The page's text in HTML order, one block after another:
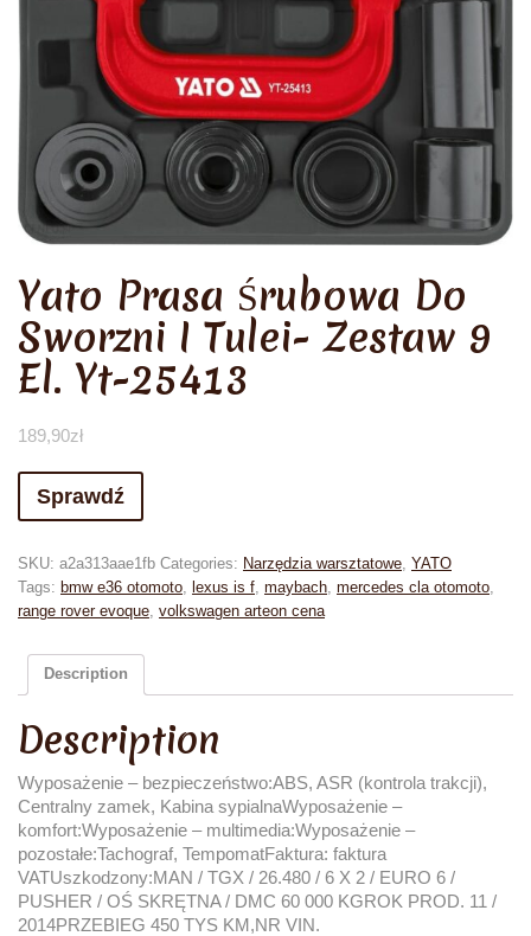
Yato Prasa Śrubowa Do
Sworzni I Tulei- Zestaw 9
El. Yt-25413
189,90zł
Sprawdź
SKU: a2a313aae1fb Categories: Narzędzia warsztatowe YATO
Tags: bmw e36 otomoto lexus is f maybach mercedes cla otomoto
range rover evoque volkswagen arteon cena
Description
Description
Wyposażenie – bezpieczeństwo:ABS, ASR (kontrola trakcji),
Centralny zamek, Kabina sypialnaWyposażenie –
komfort:Wyposażenie – multimedia:Wyposażenie –
pozostałe:Tachograf, TempomatFaktura: faktura
VATUszkodzony:MAN / TGX / 26.480 / 6 X 2 / EURO 6 /
PUSHER / OŚ SKRĘTNA / DMC 60 000 KGROK PROD. 11 /
2014PRZEBIEG 450 TYS KM,NR VIN.